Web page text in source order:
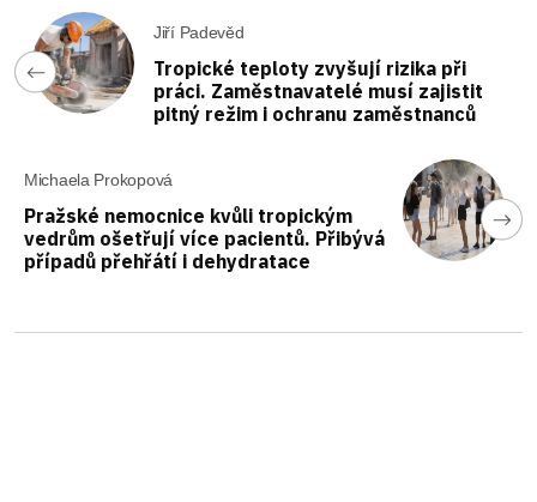
Jiří Padevěd
Tropické teploty zvyšují rizika při
práci. Zaměstnavatelé musí zajistit
pitný režim i ochranu zaměstnanců
Michaela Prokopová
Pražské nemocnice kvůli tropickým
vedrům ošetřují více pacientů. Přibývá
případů přehřátí i dehydratace